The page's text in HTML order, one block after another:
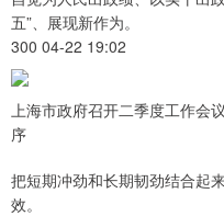
五”、展现新作为。
300 04-22 19:02
上海市政府召开二季度工作会
序
把短期冲劲和长期韧劲结合起
效。